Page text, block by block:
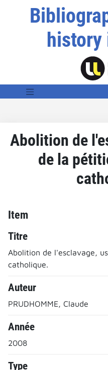
Abolition de
de la
Item
Titre
Abolition de l'esclavage,
catholique.
Auteur
PRUDHOMME, Claude
Année
2008
Type